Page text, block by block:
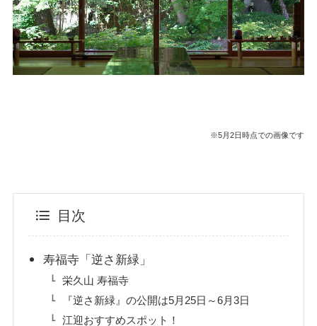
※5月2日時点での画像です
目次
寿福寺「逆さ新緑」
栄久山 寿福寺
『逆さ新緑』の公開は5月25日～6月3日
江迎おすすめスポット！